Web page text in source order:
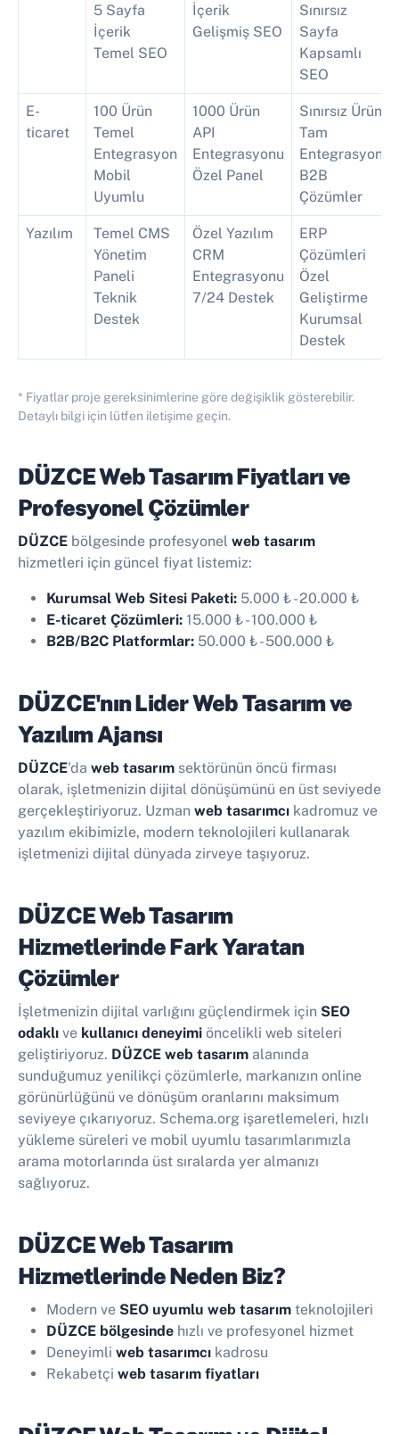
5 Sayfa
İçerik
Temel SEO
İçerik
Gelişmiş SEO
Sınırsız
Sayfa
Kapsamlı
SEO
E-
ticaret
100 Ürün
Temel
Entegrasyon
Mobil
Uyumlu
1000 Ürün
API
Entegrasyonu
Özel Panel
Sınırsız Ürün
Tam
Entegrasyon
B2B
Çözümler
Yazılım
Temel CMS
Yönetim
Paneli
Teknik
Destek
Özel Yazılım
CRM
Entegrasyonu
7/24 Destek
ERP
Çözümleri
Özel
Geliştirme
Kurumsal
Destek
* Fiyatlar proje gereksinimlerine göre değişiklik gösterebilir.
Detaylı bilgi için lütfen iletişime geçin.
DÜZCE Web Tasarım Fiyatları ve
Profesyonel Çözümler
DÜZCE bölgesinde profesyonel web tasarım
hizmetleri için güncel fiyat listemiz:
Kurumsal Web Sitesi Paketi: 5.000 ₺-20.000 ₺
E-ticaret Çözümleri: 15.000 ₺-100.000 ₺
B2B/B2C Platformlar: 50.000 ₺-500.000 ₺
DÜZCE'nın Lider Web Tasarım ve
Yazılım Ajansı
DÜZCE'da web tasarım sektörünün öncü firması
olarak, işletmenizin dijital dönüşümünü en üst seviyede
gerçekleştiriyoruz. Uzman web tasarımcı kadromuz ve
yazılım ekibimizle, modern teknolojileri kullanarak
işletmenizi dijital dünyada zirveye taşıyoruz.
DÜZCE Web Tasarım
Hizmetlerinde Fark Yaratan
Çözümler
İşletmenizin dijital varlığını güçlendirmek için SEO
odaklı ve kullanıcı deneyimi öncelikli web siteleri
geliştiriyoruz. DÜZCE web tasarım alanında
sunduğumuz yenilikçi çözümlerle, markanızın online
görünürlüğünü ve dönüşüm oranlarını maksimum
seviyeye çıkarıyoruz. Schema.org işaretlemeleri, hızlı
yükleme süreleri ve mobil uyumlu tasarımlarımızla
arama motorlarında üst sıralarda yer almanızı
sağlıyoruz.
DÜZCE Web Tasarım
Hizmetlerinde Neden Biz?
Modern ve SEO uyumlu web tasarım teknolojileri
DÜZCE bölgesinde hızlı ve profesyonel hizmet
Deneyimli web tasarımcı kadrosu
Rekabetçi web tasarım fiyatları